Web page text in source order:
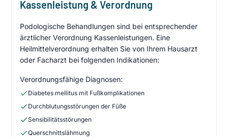
Kassenleistung & Verordnung
Podologische Behandlungen sind bei entsprechender
ärztlicher Verordnung Kassenleistungen. Eine
Heilmittelverordnung erhalten Sie von Ihrem Hausarzt
oder Facharzt bei folgenden Indikationen:
Verordnungsfähige Diagnosen:
Diabetes mellitus mit Fußkomplikationen
Durchblutungsstörungen der Füße
Sensibilitätsstörungen
Querschnittslähmung